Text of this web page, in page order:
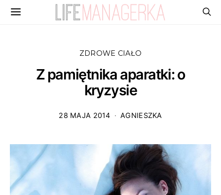
ZDROWE CIAŁO
Z pamiętnika aparatki: o
kryzysie
28 MAJA 2014 AGNIESZKA